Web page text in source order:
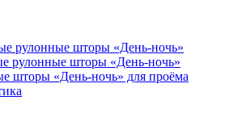
рулонные шторы «День-ночь»
рулонные шторы «День-ночь»
шторы «День-ночь» для проёма